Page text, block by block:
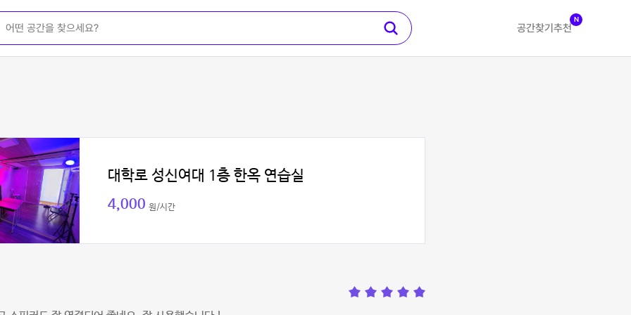
공간찾기 추천
N
대학로 성신여대 1층 한옥 연습실
4,000 원/시간